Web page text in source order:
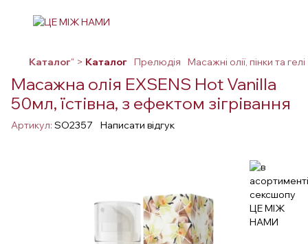
Каталог" > Каталог Прелюдія Масажні олії, пінки та гелі
Масажна олія EXSENS Hot Vanilla
50мл, їстівна, з ефектом зігрівання
Артикул: SO2357 Написати відгук